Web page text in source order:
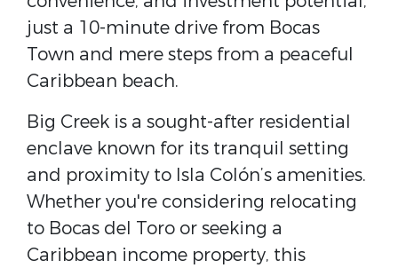
just a 10-minute drive from Bocas
Town and mere steps from a peaceful
Caribbean beach.
Big Creek is a sought-after residential
enclave known for its tranquil setting
and proximity to Isla Colón’s amenities.
Whether you're considering relocating
to Bocas del Toro or seeking a
Caribbean income property, this